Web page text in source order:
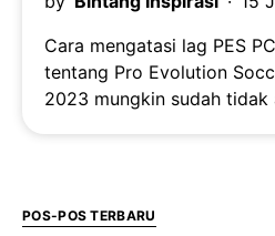
Cara mengatasi lag PES
tentang Pro Evolution
2023 mungkin sudah
POS-POS TERBARU